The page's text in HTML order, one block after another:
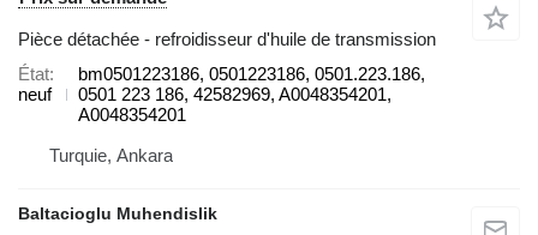
Pièce détachée - refroidisseur d'huile de transmission
État
neuf
bm0501223186, 0501223186, 0501.223.186,
0501 223 186, 42582969, A0048354201,
A0048354201
Turquie, Ankara
Baltacioglu Muhendislik